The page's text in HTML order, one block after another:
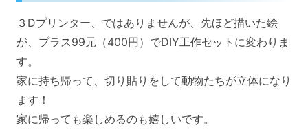
３Dプリンター、ではありませんが、先ほど描いた絵
が、プラス99元（400円）でDIY工作セットに変わりま
す。
家に持ち帰って、切り貼りをして動物たちが立体になり
ます！
家に帰っても楽しめるのも嬉しいです。